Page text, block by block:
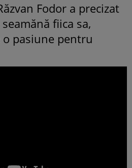
Fodor a precizat
fiica sa,
pasiune pentru